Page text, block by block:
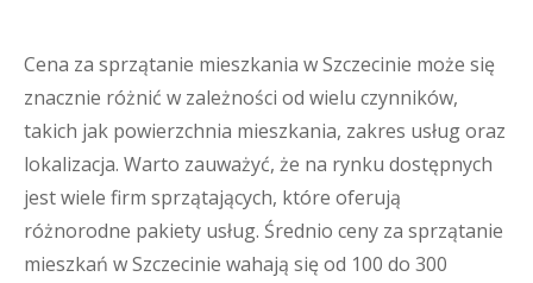
Cena za sprzątanie mieszkania w Szczecinie może się
znacznie różnić w zależności od wielu czynników,
takich jak powierzchnia mieszkania, zakres usług oraz
lokalizacja. Warto zauważyć, że na rynku dostępnych
jest wiele firm sprzątających, które oferują
różnorodne pakiety usług. Średnio ceny za sprzątanie
mieszkań w Szczecinie wahają się od 100 do 300